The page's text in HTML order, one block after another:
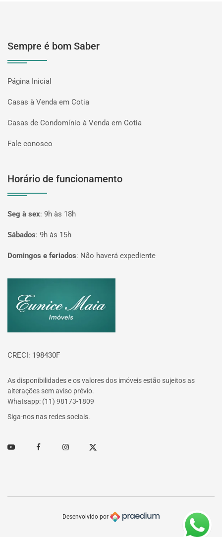
Sempre é bom Saber
Página Inicial
Casas à Venda em Cotia
Casas de Condomínio à Venda em Cotia
Fale conosco
Horário de funcionamento
Seg à sex: 9h às 18h
Sábados: 9h às 15h
Domingos e feriados: Não haverá expediente
CRECI: 198430F
As disponibilidades e os valores dos imóveis estão sujeitos as
alterações sem aviso prévio.
Whatsapp: (11) 98173-1809
Siga-nos nas redes sociais.
Youtube FacebookInstagramTwitter
Desenvolvido por